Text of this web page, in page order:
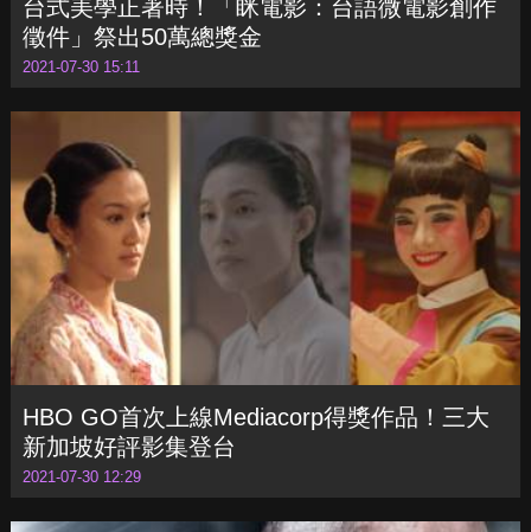
2021-07-30 15:11
HBO GO首次上線Mediacorp得獎作品！三大
新加坡好評影集登台
2021-07-30 12:29